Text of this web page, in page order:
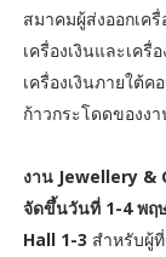
สมาคมผู้ส่งออกเค
เครื่องเงินและเครื่
เครื่องเงินภายใต้
ก้าวกระโดดของง
งาน Jewellery &
จัดขึ้นวันที่ 1-4 พฤ
Hall 1-3 สำหรับผู้